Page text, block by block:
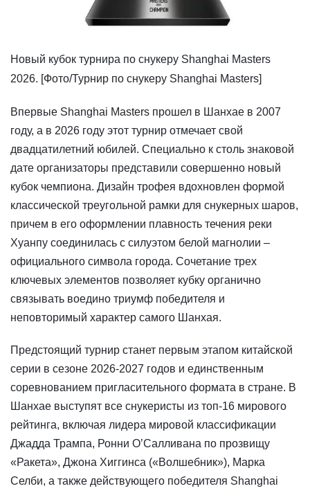
Новый кубок турнира по снукеру Shanghai Masters
2026. [Фото/Турнир по снукеру Shanghai Masters]
​Впервые Shanghai Masters прошел в Шанхае в 2007
году, а в 2026 году этот турнир отмечает свой
двадцатилетний юбилей. Специально к столь знаковой
дате организаторы представили совершенно новый
кубок чемпиона. Дизайн трофея вдохновлен формой
классической треугольной рамки для снукерных шаров,
причем в его оформлении плавность течения реки
Хуанпу соединилась с силуэтом белой магнолии –
официального символа города. Сочетание трех
ключевых элементов позволяет кубку органично
связывать воедино триумф победителя и
неповторимый характер самого Шанхая.
Предстоящий турнир станет первым этапом китайской
серии в сезоне 2026-2027 годов и единственным
соревнованием пригласительного формата в стране. В
Шанхае выступят все снукеристы из топ-16 мирового
рейтинга, включая лидера мировой классификации
Джадда Трампа, Ронни О’Салливана по прозвищу
«Ракета», Джона Хиггинса («Волшебник»), Марка
Селби, а также действующего победителя Shanghai